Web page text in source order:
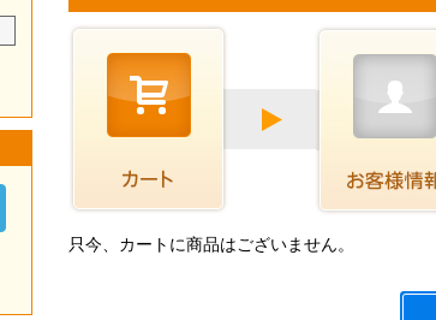
只今、カートに商品はございません。